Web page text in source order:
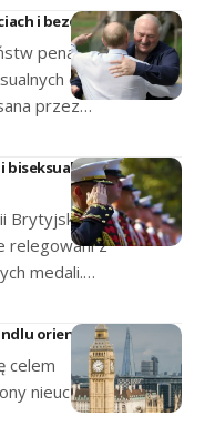
i bezdzietności
penalizujących
oraz
przez…
biseksualnym
Brytyjskiej od
relegowani z
medali.…
orientacją”
celem
nieuczciwych